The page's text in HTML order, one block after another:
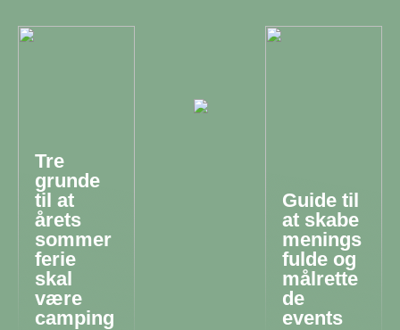
Tre
grunde
til at
årets
sommer
ferie
skal
være
camping
Guide til
at skabe
menings
fulde og
målrette
de
events